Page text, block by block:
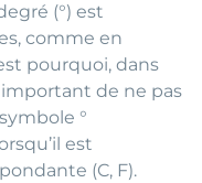
(°) est
comme en
pourquoi, dans
de ne pas
°
est
(C, F).